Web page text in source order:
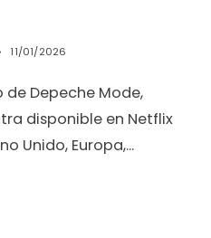
11/01/2026
Depeche Mode,
disponible en Netflix
Unido, Europa,...